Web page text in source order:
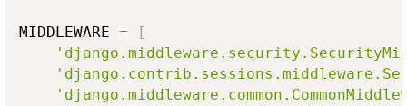
MIDDLEWARE =
[